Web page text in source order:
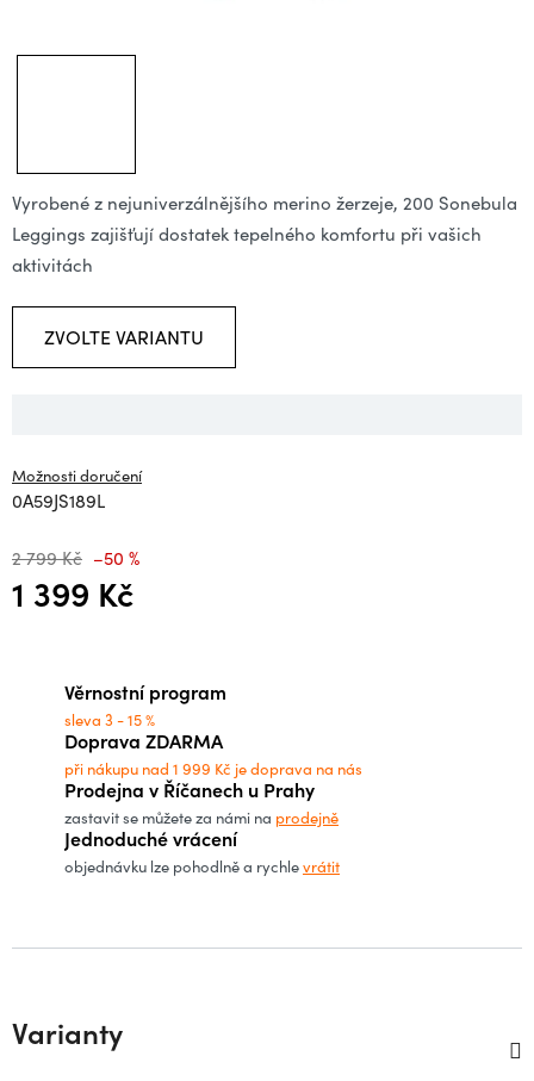
Vyrobené z nejuniverzálnějšího merino žerzeje, 200 Sonebula
Leggings zajišťují dostatek tepelného komfortu při vašich
aktivitách
ZVOLTE VARIANTU
Možnosti doručení
0A59JS189L
2 799 Kč –50 %
1 399 Kč
Věrnostní program
sleva 3 - 15 %
Doprava ZDARMA
při nákupu nad 1 999 Kč je doprava na nás
Prodejna v Říčanech u Prahy
zastavit se můžete za námi na prodejně
Jednoduché vrácení
objednávku lze pohodlně a rychlevrátit
Varianty